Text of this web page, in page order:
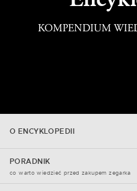
KOMPENDIUM
O ENCYKLOPEDII
PORADNIK
co warto wiedzieć przed zakupem zegarka